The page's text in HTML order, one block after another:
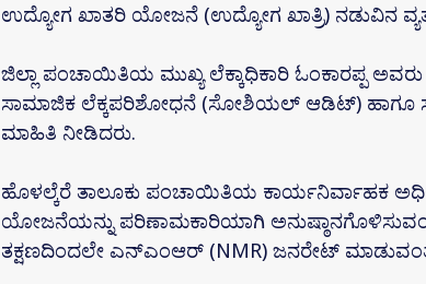
ಉದ್ಯೋಗ ಖಾತರಿ ಯೋಜನೆ (ಉದ್ಯೋಗ ಖಾತ್ರಿ) ನಡುವಿನ
ಜಿಲ್ಲಾ ಪಂಚಾಯಿತಿಯ ಮುಖ್ಯ ಲೆಕ್ಕಾಧಿಕಾರಿ ಓಂಕಾರಪ್ಪ
ಸಾಮಾಜಿಕ ಲೆಕ್ಕಪರಿಶೋಧನೆ (ಸೋಶಿಯಲ್ ಆಡಿಟ್) ಹಾಗೂ
ಮಾಹಿತಿ ನೀಡಿದರು.
ಹೊಳಲ್ಕೆರೆ ತಾಲೂಕು ಪಂಚಾಯಿತಿಯ ಕಾರ್ಯನಿರ್ವಾಹಕ
ಯೋಜನೆಯನ್ನು ಪರಿಣಾಮಕಾರಿಯಾಗಿ
ತಕ್ಷಣದಿಂದಲೇ ಎನ್‌ಎಂಆರ್ (NMR) ಜನರೇಟ್